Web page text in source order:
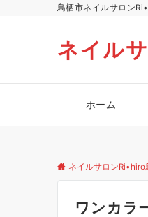
鳥栖市ネイルサロン
ネイル
ホーム
ネイルサロンRi•hiro
ワンカラ